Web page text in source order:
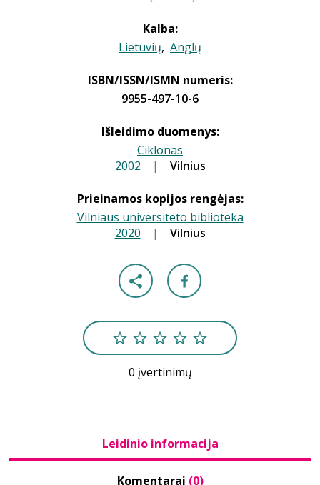
Kalba:
Lietuvių, Anglų
ISBN/ISSN/ISMN numeris:
9955-497-10-6
Išleidimo duomenys:
Ciklonas
2002 | Vilnius
Prieinamos kopijos rengėjas:
Vilniaus universiteto biblioteka
2020 | Vilnius
0 įvertinimų
Leidinio informacija
Komentarai (0)